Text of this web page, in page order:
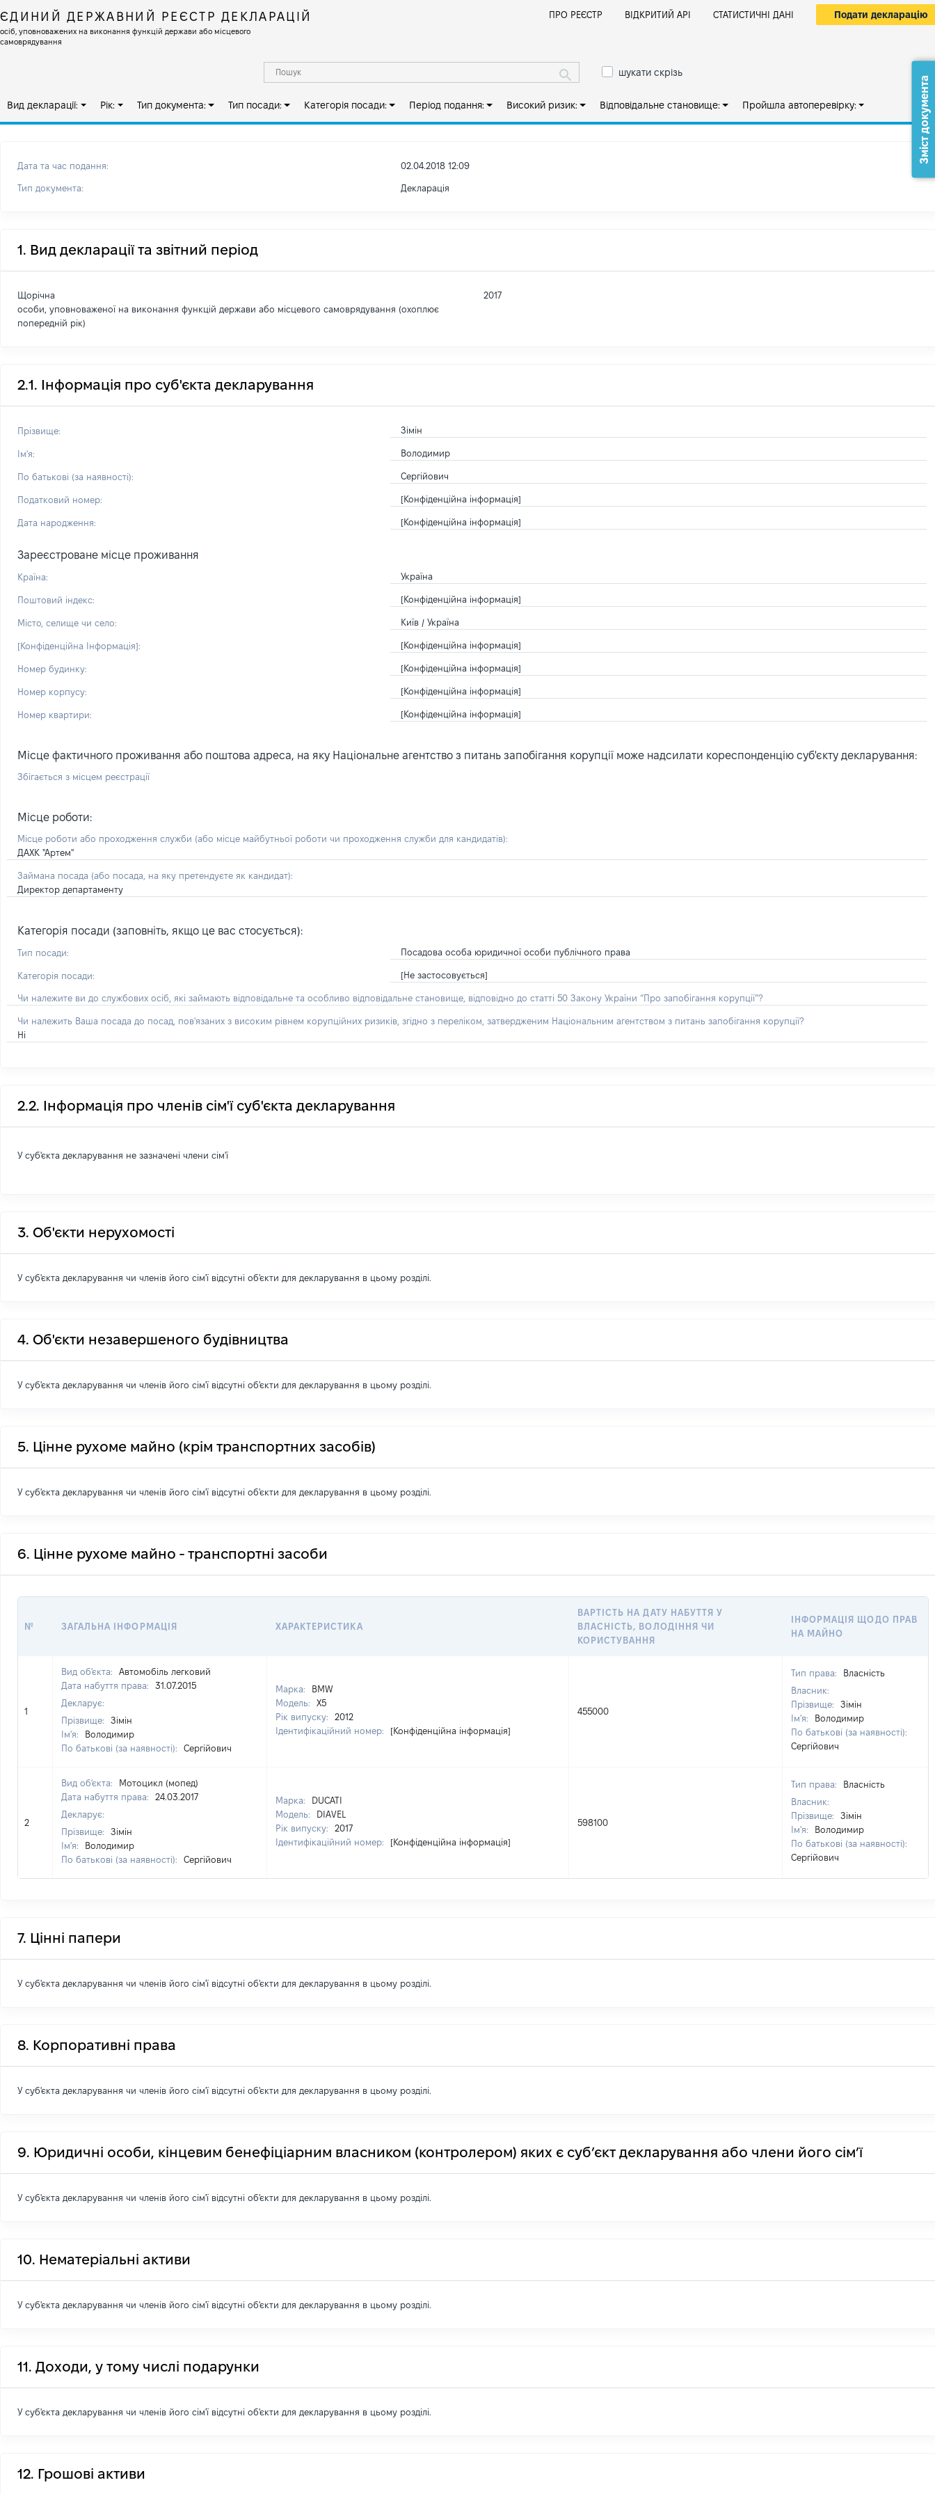
ЄДИНИЙ ДЕРЖАВНИЙ РЕЄСТР ДЕКЛАРАЦІЙ
осіб, уповноважених на виконання функцій держави або місцевого
самоврядування
ПРО РЕЄСТР ВІДКРИТИЙ АРІ СТАТИСТИЧНІ ДАНІ Подати декларацію
шукати скрізь
Вид декларації: Рік: Тип документа: Тип посади: Категорія посади: Період подання: Високий ризик: Відповідальне становище: Пройшла автоперевірку:
Дата та час подання: 02.04.2018 12:09
Тип документа: Декларація
1. Вид декларації та звітний період
Щорічна
особи, уповноваженої на виконання функцій держави або місцевого самоврядування (охоплює
попередній рік)
2017
2.1. Інформація про суб'єкта декларування
Прізвище: Зімін
Ім'я: Володимир
По батькові (за наявності): Сергійович
Податковий номер: [Конфіденційна інформація]
Дата народження: [Конфіденційна інформація]
Зареєстроване місце проживання
Країна: Україна
Поштовий індекс: [Конфіденційна інформація]
Місто, селище чи село: Київ / Україна
[Конфіденційна Інформація]: [Конфіденційна інформація]
Номер будинку: [Конфіденційна інформація]
Номер корпусу: [Конфіденційна інформація]
Номер квартири: [Конфіденційна інформація]
Місце фактичного проживання або поштова адреса, на яку Національне агентство з питань запобігання корупції може надсилати кореспонденцію суб'єкту декларування:
Збігається з місцем реєстрації
Місце роботи:
Місце роботи або проходження служби (або місце майбутньої роботи чи проходження служби для кандидатів):
ДАХК "Артем"
Займана посада (або посада, на яку претендуєте як кандидат):
Директор департаменту
Категорія посади (заповніть, якщо це вас стосується):
Тип посади: Посадова особа юридичної особи публічного права
Категорія посади: [Не застосовується]
Чи належите ви до службових осіб, які займають відповідальне та особливо відповідальне становище, відповідно до статті 50 Закону України “Про запобігання корупції”?
Чи належить Ваша посада до посад, пов'язаних з високим рівнем корупційних ризиків, згідно з переліком, затвердженим Національним агентством з питань запобігання корупції?
Ні
2.2. Інформація про членів сім'ї суб'єкта декларування
У суб'єкта декларування не зазначені члени сім'ї
3. Об'єкти нерухомості
У суб'єкта декларування чи членів його сім'ї відсутні об'єкти для декларування в цьому розділі.
4. Об'єкти незавершеного будівництва
У суб'єкта декларування чи членів його сім'ї відсутні об'єкти для декларування в цьому розділі.
5. Цінне рухоме майно (крім транспортних засобів)
У суб'єкта декларування чи членів його сім'ї відсутні об'єкти для декларування в цьому розділі.
6. Цінне рухоме майно - транспортні засоби
№ ЗАГАЛЬНА ІНФОРМАЦІЯ ХАРАКТЕРИСТИКА
ВАРТІСТЬ НА ДАТУ НАБУТТЯ У
ВЛАСНІСТЬ, ВОЛОДІННЯ ЧИ
КОРИСТУВАННЯ
ІНФОРМАЦІЯ ЩОДО ПРАВ
НА МАЙНО
1
Вид об'єкта:
Автомобіль легковий
Дата набуття права:
31.07.2015
Декларує:
Прізвище:
Зімін
Ім'я:
Володимир
По батькові (за наявності):
Сергійович
Марка:
BMW
Модель:
X5
Рік випуску:
2012
Ідентифікаційний номер:
[Конфіденційна інформація]
455000
Тип права:
Власність
Власник:
Прізвище:
Зімін
Ім'я:
Володимир
По батькові (за наявності):
Сергійович
2
Вид об'єкта:
Мотоцикл (мопед)
Дата набуття права:
24.03.2017
Декларує:
Прізвище:
Зімін
Ім'я:
Володимир
По батькові (за наявності):
Сергійович
Марка:
DUCATI
Модель:
DIAVEL
Рік випуску:
2017
Ідентифікаційний номер:
[Конфіденційна інформація]
598100
Тип права:
Власність
Власник:
Прізвище:
Зімін
Ім'я:
Володимир
По батькові (за наявності):
Сергійович
7. Цінні папери
У суб'єкта декларування чи членів його сім'ї відсутні об'єкти для декларування в цьому розділі.
8. Корпоративні права
У суб'єкта декларування чи членів його сім'ї відсутні об'єкти для декларування в цьому розділі.
9. Юридичні особи, кінцевим бенефіціарним власником (контролером) яких є суб’єкт декларування або члени його сім’ї
У суб'єкта декларування чи членів його сім'ї відсутні об'єкти для декларування в цьому розділі.
10. Нематеріальні активи
У суб'єкта декларування чи членів його сім'ї відсутні об'єкти для декларування в цьому розділі.
11. Доходи, у тому числі подарунки
У суб'єкта декларування чи членів його сім'ї відсутні об'єкти для декларування в цьому розділі.
12. Грошові активи
Зміст документа